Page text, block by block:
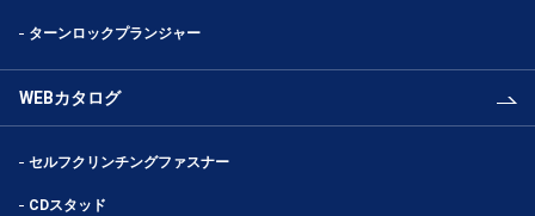
ターンロックプランジャー
WEBカタログ
セルフクリンチングファスナー
CDスタッド